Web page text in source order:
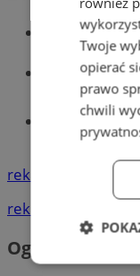
Śląski
reklama
reklama
Ogłoszenia
Twoje
opierać
prawo
chwili